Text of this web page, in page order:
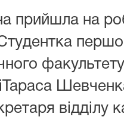
прийшла на
відділу